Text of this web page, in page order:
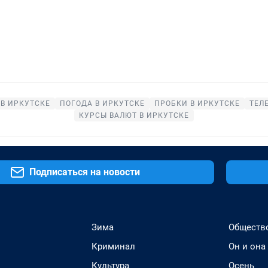
ИРКУТСКЕ ПОГОДА В ИРКУТСКЕ ПРОБКИ В ИРКУТСКЕ
КУРСЫ ВАЛЮТ В ИРКУТСКЕ
Подписаться на новости
Зима
Криминал
Культура
Он и она
Осень